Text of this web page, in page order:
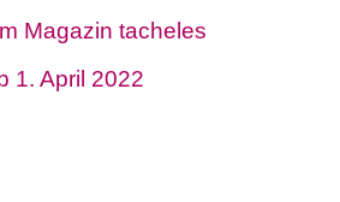
Magazin tacheles
1. April 2022